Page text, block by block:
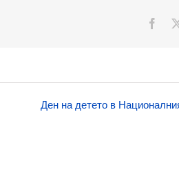
Ден на детето в